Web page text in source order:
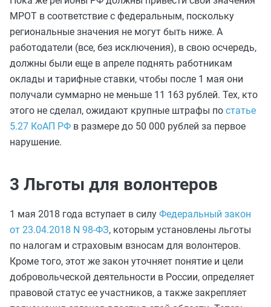
МРОТ в соответствие с федеральным, поскольку
региональные значения не могут быть ниже. А
работодатели (все, без исключения), в свою осчередь,
должны были еще в апреле поднять работникам
оклады и тарифные ставки, чтобы после 1 мая они
получали суммарно не меньше 11 163 рублей. Тех, кто
этого не сделал, ожидают крупные штрафы по статье
5.27 КоАП РФ в размере до 50 000 рублей за первое
нарушение.
3 Льготы для волонтеров
1 мая 2018 года вступает в силу Федеральный закон
от 23.04.2018 N 98-ФЗ, которым установлены льготы
по налогам и страховым взносам для волонтеров.
Кроме того, этот же закон уточняет понятие и цели
добровольческой деятельности в России, определяет
правовой статус ее участников, а также закрепляет